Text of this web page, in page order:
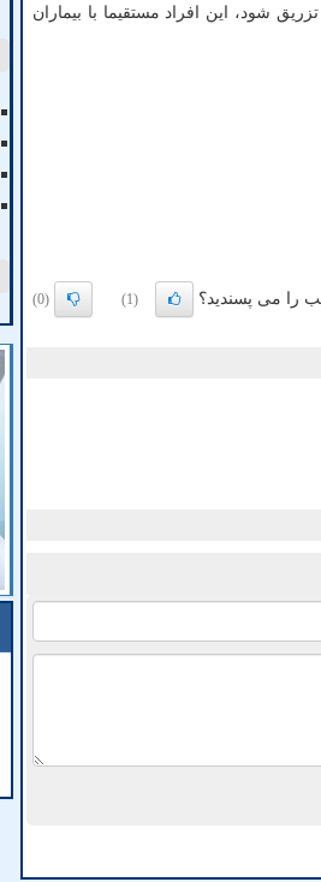
است دُز بوستر تزریق شود، این افراد مستقیما با بیماران
را می پسندید؟ (1)
(0)